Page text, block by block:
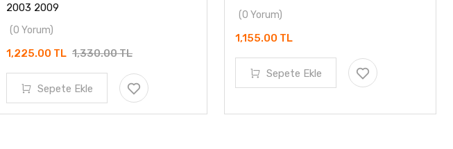
2003 2009
(0 Yorum)
1,225.00 TL 1,330.00 TL
Sepete Ekle
(0 Yorum)
1,155.00 TL
Sepete Ekle